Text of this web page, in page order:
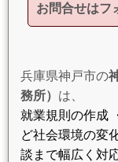
お問合せはフ
兵庫県神戸市の
務所） は、
就業規則の作成
ど社会環境の変
談まで幅広く対